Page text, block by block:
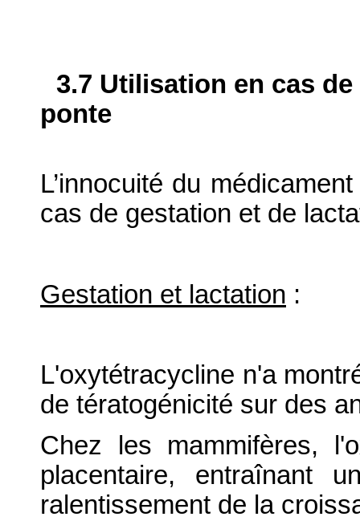
3.7 Utilisation en cas
ponte
L’innocuité du
cas de gestation et de
Gestation et lactation :
L'oxytétracycline n'a
de tératogénicité sur des
Chez les mammifères,
placentaire, entraînant
ralentissement de la